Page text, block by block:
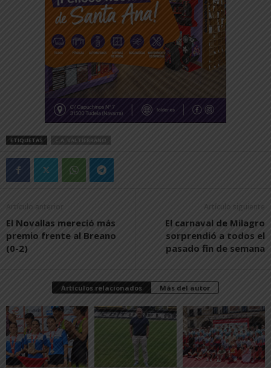
ETIQUETAS C.A. VALTIERRANO
Artículo anterior
El Novallas mereció más
premio frente al Breano
(0-2)
Artículo siguiente
El carnaval de Milagro
sorprendió a todos el
pasado fin de semana
Artículos relacionados Más del autor